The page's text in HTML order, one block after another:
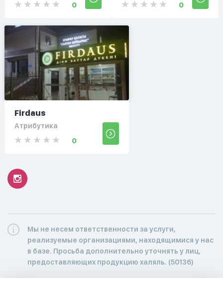
0
0
Firdaus
Атрибутика
0
Мы не несем ответственности за услуги,
реализуемые организациями, находящимися у нас
в базе. Просьба дополнительно уточнять у лиц,
предоставляющих продукцию халяль. (50136)